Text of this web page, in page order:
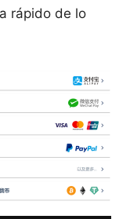
rápido de lo